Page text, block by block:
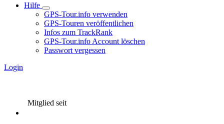
Hilfe
GPS-Tour.info verwenden
GPS-Touren veröffentlichen
Infos zum TrackRank
GPS-Tour.info Account löschen
Passwort vergessen
Login
Mitglied seit